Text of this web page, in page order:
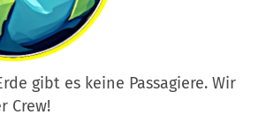
gibt es keine Passagiere. Wir
Crew!